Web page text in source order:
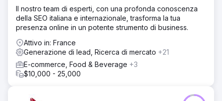
Il nostro team di esperti, con una profonda conoscenza
della SEO italiana e internazionale, trasforma la tua
presenza online in un potente strumento di business.
Attivo in: France
Generazione di lead, Ricerca di mercato +21
E-commerce, Food & Beverage +3
$10,000 - 25,000